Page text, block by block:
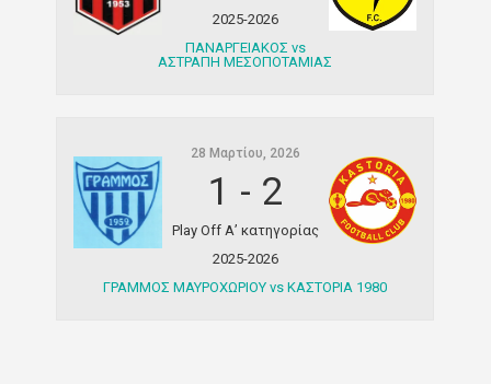
2025-2026
ΠΑΝΑΡΓΕΙΑΚΟΣ vs
ΑΣΤΡΑΠΗ ΜΕΣΟΠΟΤΑΜΙΑΣ
28 Μαρτίου, 2026
1 - 2
Play Off Α’ κατηγορίας
2025-2026
ΓΡΑΜΜΟΣ ΜΑΥΡΟΧΩΡΙΟΥ vs ΚΑΣΤΟΡΙΑ 1980